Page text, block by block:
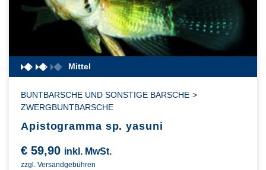
Mittel
BUNTBARSCHE UND SONSTIGE BARSCHE >
ZWERGBUNTBARSCHE
Apistogramma sp. yasuni
€ 59,90 inkl. MwSt.
zzgl. Versandgebühren